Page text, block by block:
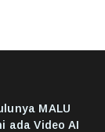
MALU
ada Video AI